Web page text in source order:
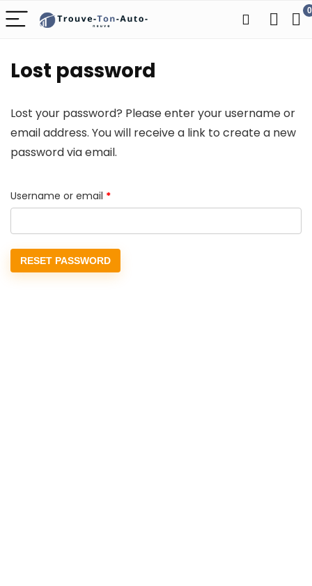
0
Lost password
Lost your password? Please enter your username or
email address. You will receive a link to create a new
password via email.
Username or email *Required
RESET PASSWORD